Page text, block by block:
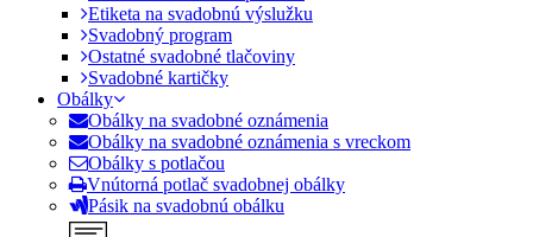
Etiketa na svadobnú výslužku
Svadobný program
Ostatné svadobné tlačoviny
Svadobné kartičky
Obálky
Obálky na svadobné oznámenia
Obálky na svadobné oznámenia s vreckom
Obálky s potlačou
Vnútorná potlač svadobnej obálky
Pásik na svadobnú obálku